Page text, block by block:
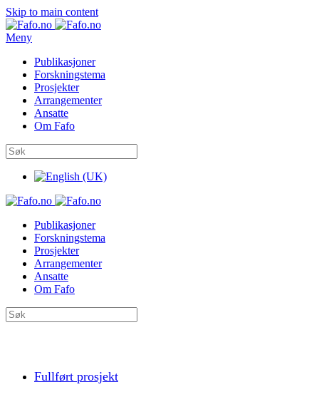
Skip to main content
Meny
Publikasjoner
Forskningstema
Prosjekter
Arrangementer
Ansatte
Om Fafo
Publikasjoner
Forskningstema
Prosjekter
Arrangementer
Ansatte
Om Fafo
Fullført prosjekt